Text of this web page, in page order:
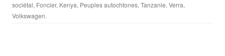
sociétal, Foncier, Kenya, Peuples autochtones, Tanzanie, Verra,
Volkswagen.